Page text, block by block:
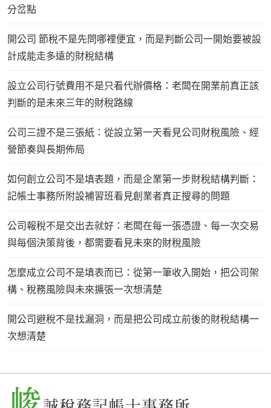
分岔點
開公司 節稅不是先問哪裡便宜，而是判斷公司一開始要被設
計成能走多遠的財稅結構
設立公司行號費用不是只看代辦價格：老闆在開業前真正該
判斷的是未來三年的財稅路線
公司三證不是三張紙：從設立第一天看見公司財稅風險、經
營節奏與長期佈局
如何創立公司不是填表題，而是企業第一步財稅結構判斷：
記帳士事務所附設補習班看見創業者真正搜尋的問題
公司報稅不是交出去就好：老闆在每一張憑證、每一次交易
與每個決策背後，都需要看見未來的財稅風險
怎麼成立公司不是填表而已：從第一筆收入開始，把公司架
構、稅務風險與未來擴張一次想清楚
開公司避稅不是找漏洞，而是把公司成立前後的財稅結構一
次想清楚